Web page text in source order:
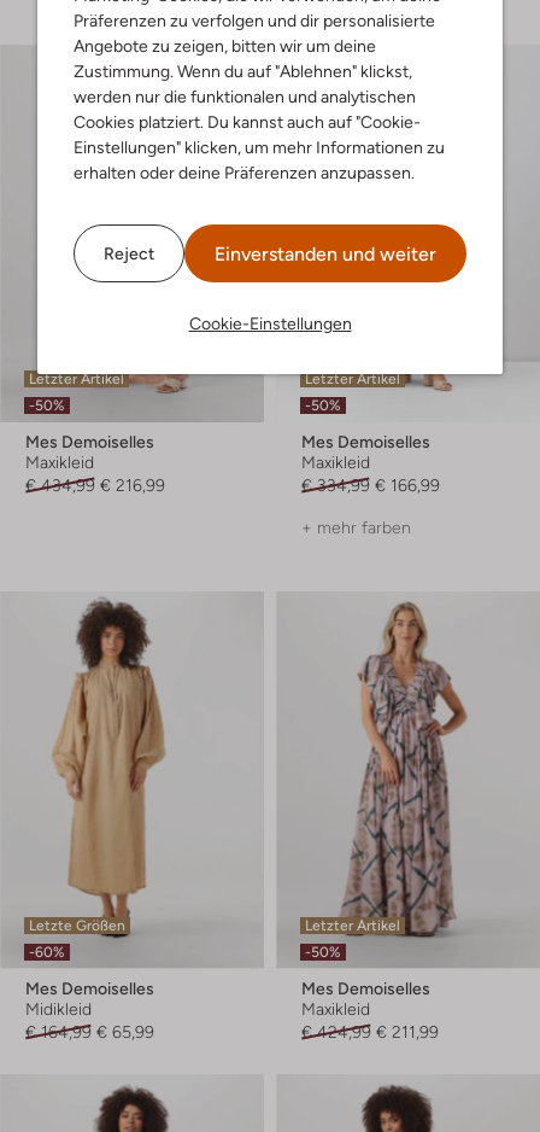
Präferenzen zu verfolgen und dir personalisierte
Angebote zu zeigen, bitten wir um deine
Zustimmung. Wenn du auf "Ablehnen" klickst,
werden nur die funktionalen und analytischen
Cookies platziert. Du kannst auch auf "Cookie-
Einstellungen" klicken, um mehr Informationen zu
erhalten oder deine Präferenzen anzupassen.
Reject Einverstanden und weiter
Cookie-Einstellungen
Letzter Artikel
-50%
Mes Demoiselles
Maxikleid
€ 434,99 € 216,99
Letzter Artikel
-50%
Mes Demoiselles
Maxikleid
€ 334,99 € 166,99
+ mehr farben
Letzte Größen
-60%
Mes Demoiselles
Midikleid
€ 164,99 € 65,99
Letzter Artikel
-50%
Mes Demoiselles
Maxikleid
€ 424,99 € 211,99